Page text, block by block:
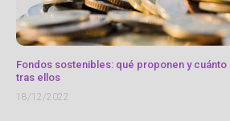
Fondos sostenibles: qué proponen y cuánto
tras ellos
18/12/2022